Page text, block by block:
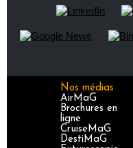
Nos médias
AirMaG
Brochures en
ligne
CruiseMaG
DestiMaG